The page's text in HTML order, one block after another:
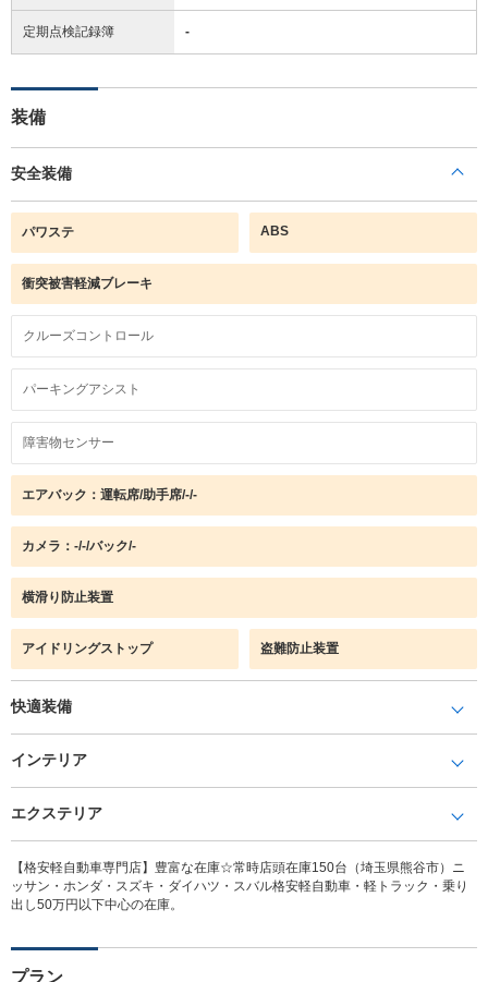
定期点検記録簿 -
装備
安全装備
パワステ ABS
衝突被害軽減ブレーキ
クルーズコントロール
パーキングアシスト
障害物センサー
エアバック：運転席/助手席/-/-
カメラ：-/-/バック/-
横滑り防止装置
アイドリングストップ 盗難防止装置
快適装備
インテリア
エクステリア
【格安軽自動車専門店】豊富な在庫☆常時店頭在庫150台（埼玉県熊谷市）ニ
ッサン・ホンダ・スズキ・ダイハツ・スバル格安軽自動車・軽トラック・乗り
出し50万円以下中心の在庫。
プラン